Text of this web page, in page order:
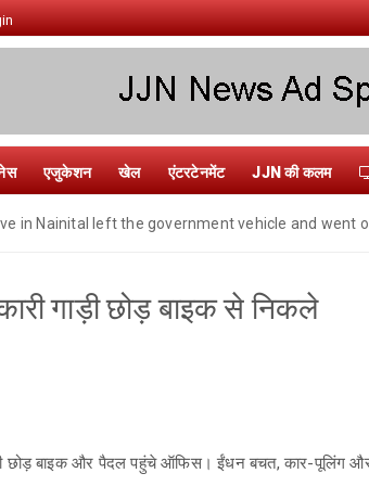
एजुकेशन खेल एंटरटेनमेंट JJN की कलम
in Nainital left the government vehicle and went
गाड़ी छोड़ बाइक से निकले
छोड़ बाइक और पैदल पहुंचे ऑफिस। ईंधन बचत, कार-पूलिंग